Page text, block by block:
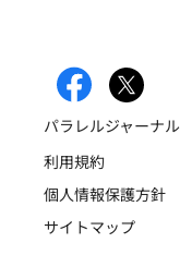
パラレルジャーナル
利用規約
個人情報保護方針
サイトマップ